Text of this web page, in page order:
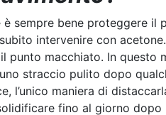
è sempre bene proteggere
intervenire con
punto macchiato. In questo
straccio pulito dopo
l’unico maniera di
fino al giorno dopo